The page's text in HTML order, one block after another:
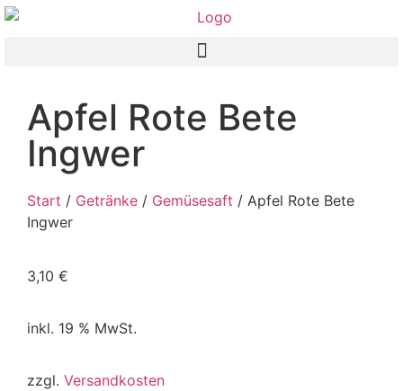
Apfel Rote Bete
Ingwer
Start / Getränke / Gemüsesaft / Apfel Rote Bete
Ingwer
3,10 €
inkl. 19 % MwSt.
zzgl. Versandkosten